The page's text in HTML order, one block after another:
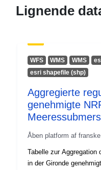
Lignende
WFS WMS WMS
esri shapefile (shp)
Aggregierte
genehmigte
Åben platform af
Tabelle zur Aggregation
in der Gironde